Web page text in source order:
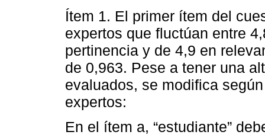
Ítem 1. El primer ítem del
expertos que fluctúan entre
pertinencia y de 4,9 en
de 0,963. Pese a tener una
evaluados, se modifica
expertos:
En el ítem a, “estudiante”